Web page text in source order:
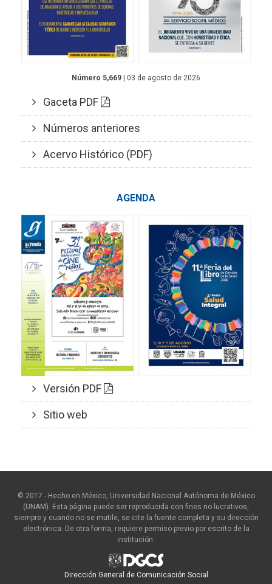
Número 5,669 | 03 de agosto de 2026
Gaceta PDF
Números anteriores
Acervo Histórico (PDF)
AGENDA
Versión PDF
Sitio web
© 2017 - Hecho en México, Universidad Nacional Autónoma de México
(UNAM). Esta página puede ser reproducida con fines no lucrativos,
siempre y cuando no se mutile, se cite la fuente completa y su dirección
electrónica. De otra forma, requiere permiso previo por escrito de la
institución.
Dirección General de Comunicación Social